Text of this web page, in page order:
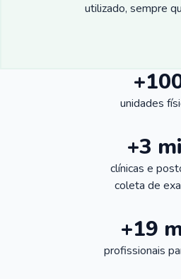
utilizado, sempre
unidades
+3
clínicas e
coleta de
+19
profissionais